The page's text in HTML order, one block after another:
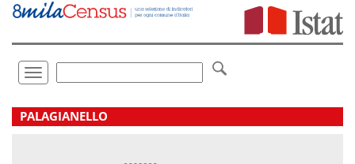
Vai
direttamente
Toggle
navigation
.
PALAGIANELLO